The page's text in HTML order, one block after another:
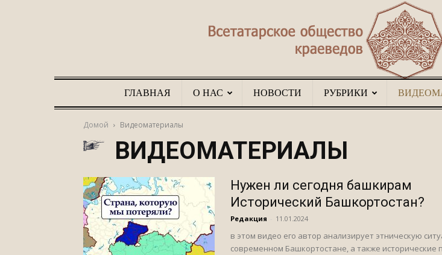
җир
ГЛАВНАЯ О НАС НОВОСТИ РУБРИКИ
Домой Видеоматериалы
ВИДЕОМАТЕРИАЛЫ
Нужен ли сегодня башкирам
Исторический Башкортостан?
Редакция 11.01.2024
в этом видео его автор анализирует этническую
современном Башкортостане, а также исторические